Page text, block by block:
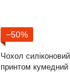
−50%
Чохол
принтом кумедний